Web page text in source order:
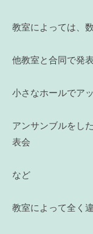
教室によっては、
他教室と合同で発
小さなホールでア
アンサンブルをし
表会
など
教室によって全く